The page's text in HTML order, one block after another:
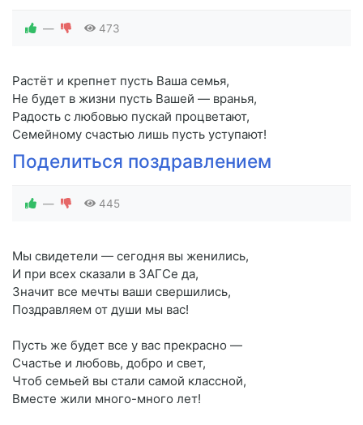
— 473
Растёт и крепнет пусть Ваша семья,
Не будет в жизни пусть Вашей — вранья,
Радость с любовью пускай процветают,
Семейному счастью лишь пусть уступают!
Поделиться поздравлением
— 445
Мы свидетели — сегодня вы женились,
И при всех сказали в ЗАГСе да,
Значит все мечты ваши свершились,
Поздравляем от души мы вас!
Пусть же будет все у вас прекрасно —
Счастье и любовь, добро и свет,
Чтоб семьей вы стали самой классной,
Вместе жили много-много лет!